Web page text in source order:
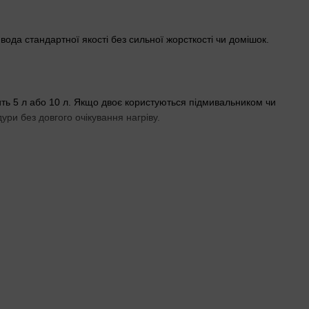
стандартної якості без сильної жорсткості чи домішок.
5 л або 10 л. Якщо двоє користуються підмивальником чи
довгого очікування нагріву.